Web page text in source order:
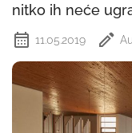
nitko ih neće
11.05.2019